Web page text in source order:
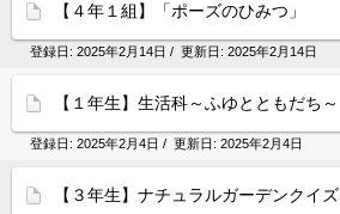
【４年１組】「ポーズのひみつ」
登録日: 2025年2月14日 / 更新日: 2025年2月14日
【１年生】生活科～ふゆとともだち～
登録日: 2025年2月4日 / 更新日: 2025年2月4日
【３年生】ナチュラルガーデンクイズ